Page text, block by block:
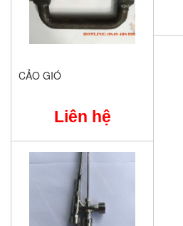
CẢO GIÓ
Liên hệ